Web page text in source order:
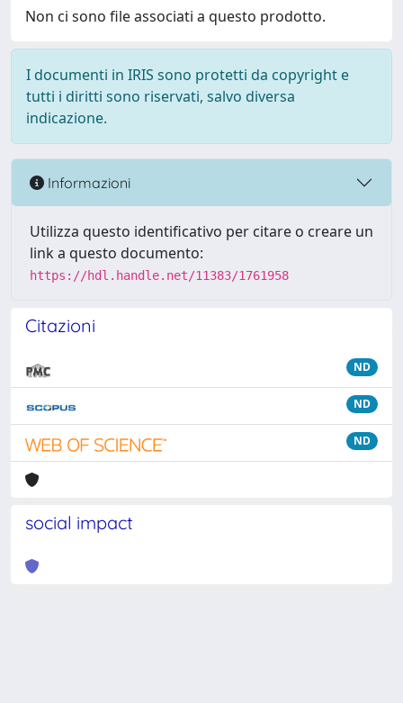
Non ci sono file associati a questo prodotto.
I documenti in IRIS sono protetti da copyright e
tutti i diritti sono riservati, salvo diversa
indicazione.
Informazioni
Utilizza questo identificativo per citare o creare un
link a questo documento:
https://hdl.handle.net/11383/1761958
Citazioni
ND
ND
ND
social impact